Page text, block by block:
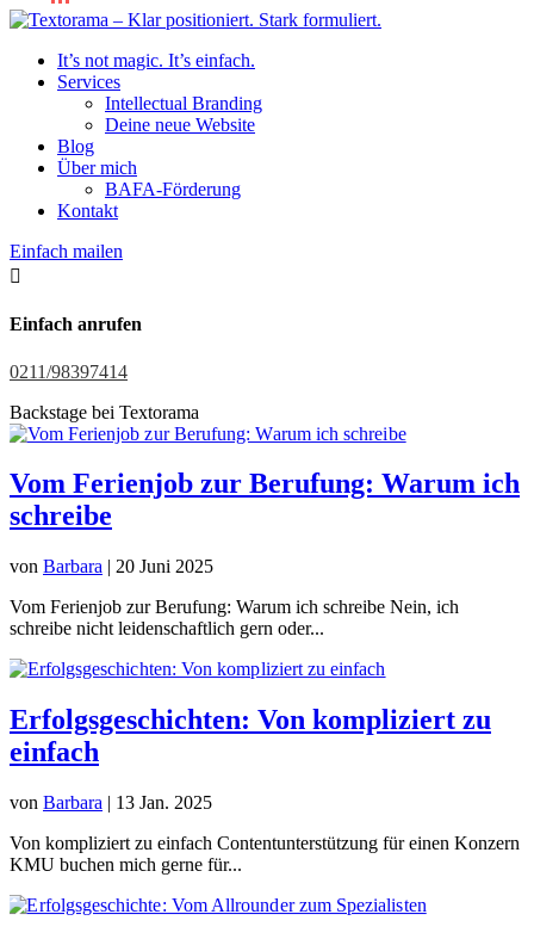
It’s not magic. It’s einfach.
Services
Intellectual Branding
Deine neue Website
Blog
Über mich
BAFA-Förderung
Kontakt
Einfach mailen

Einfach anrufen
0211/98397414
Backstage bei Textorama
Vom Ferienjob zur Berufung: Warum ich
schreibe
von Barbara | 20 Juni 2025
Vom Ferienjob zur Berufung: Warum ich schreibe Nein, ich
schreibe nicht leidenschaftlich gern oder...
Erfolgsgeschichten: Von kompliziert zu
einfach
von Barbara | 13 Jan. 2025
Von kompliziert zu einfach Contentunterstützung für einen Konzern
KMU buchen mich gerne für...